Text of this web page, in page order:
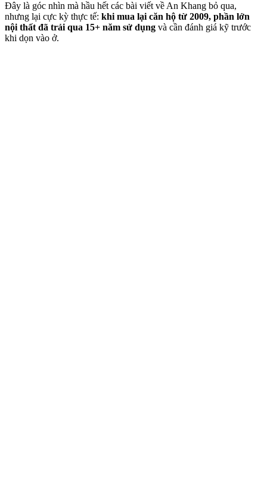
Đây là góc nhìn mà hầu hết các bài viết về An Khang bỏ qua,
nhưng lại cực kỳ thực tế: khi mua lại căn hộ từ 2009, phần lớn
nội thất đã trải qua 15+ năm sử dụng và cần đánh giá kỹ trước
khi dọn vào ở.